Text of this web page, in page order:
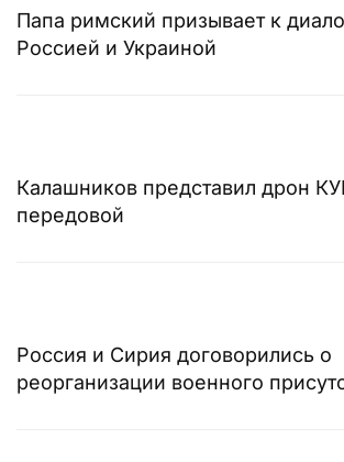
Папа римский призывает к
Россией и Украиной
Калашников представил дрон
передовой
Россия и Сирия договорились о
реорганизации военного